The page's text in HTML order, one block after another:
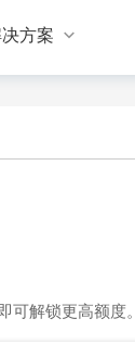
方案 
可解锁更高额度。